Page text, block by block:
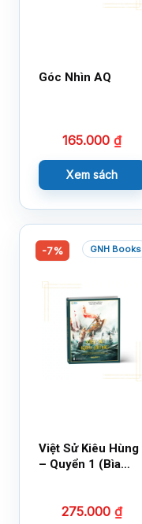
Góc Nhìn AQ
165.000₫
Xem sách
-7% GNH Books
Việt Sử Kiêu Hùng
– Quyển 1 (Bìa
275.000₫